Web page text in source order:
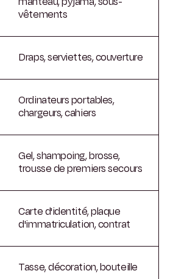
vêtements
Draps, serviettes, couverture
Ordinateurs portables,
chargeurs, cahiers
Gel, shampoing, brosse,
trousse de premiers secours
Carte d'identité, plaque
d'immatriculation, contrat
Tasse, décoration, bouteille